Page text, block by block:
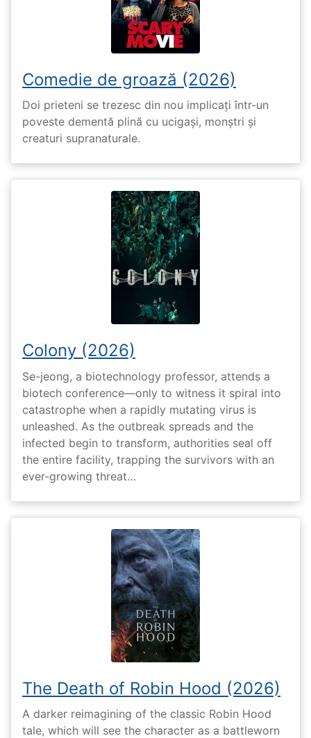
Comedie de groază (2026)
Doi prieteni se trezesc din nou implicați într-un
poveste dementă plină cu ucigași, monștri și
creaturi supranaturale.
Colony (2026)
Se-jeong, a biotechnology professor, attends a
biotech conference—only to witness it spiral into
catastrophe when a rapidly mutating virus is
unleashed. As the outbreak spreads and the
infected begin to transform, authorities seal off
the entire facility, trapping the survivors with an
ever-growing threat…
The Death of Robin Hood (2026)
A darker reimagining of the classic Robin Hood
tale, which will see the character as a battleworn